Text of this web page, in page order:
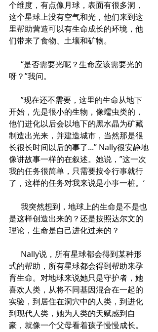
个维度，有点像月球，表面有很多洞，
这个星球上没有空气和光，他们来到这
里帮助营造可以有生命成长的环境，他
们带来了食物、土壤和矿物。
“是否需要光呢？生命应该需要光的
呀？”我问。
”现在还不需要，这里的生命从地下
开始，先是很小的生物，像蠕虫类的，
他们进化以后会以地下的黑水晶为矿藏
制造出光来，并建造城市，当然那是很
长很长时间以后的事了...” Nally很安静地
像讲故事一样的在叙述。她说，”这一次
我的任务很简单，只需要按令行事就行
了，这样的任务对我来说是小事一桩。‘
我突然想到，地球上的生命是不是也
是这样创造出来的？还是按照达尔文的
理论，生命是自己进化过来的？
Nally说，所有星球都会得到某种形
式的帮助，所有星球都会得到帮助来孕
育生命。对地球来说她只是守护者，她
喜欢人类，从将不同基因混合在一起的
实验，到居住在洞穴中的人类，到进化
到现代人类，她为人类的天赋感到自
豪，就像一个父母看着孩子慢慢成长。